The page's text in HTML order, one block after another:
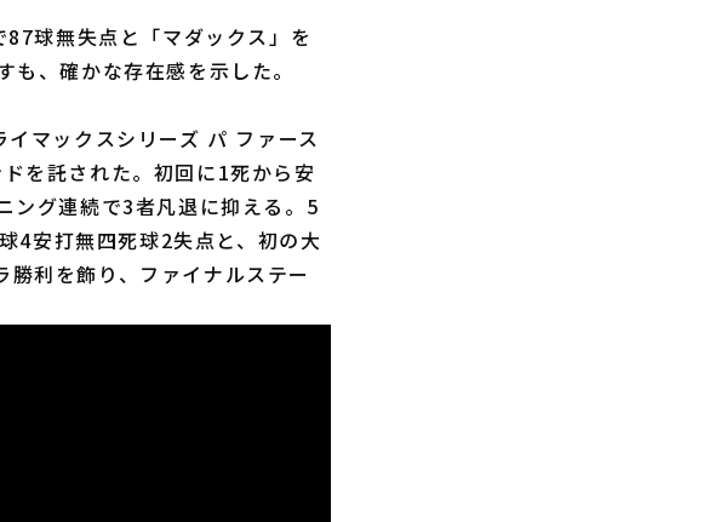
球無失点と「マダックス」を
、確かな存在感を示した。
マックスシリーズ パ ファース
を託された。初回に1死から安
ング連続で3者凡退に抑える。5
4安打無四死球2失点と、初の大
利を飾り、ファイナルステー